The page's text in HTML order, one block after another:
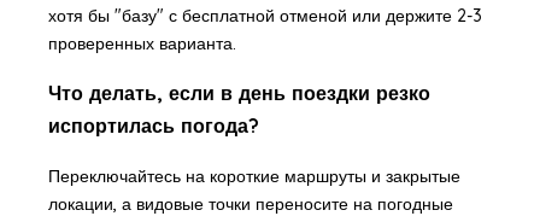
хотя бы "базу" с бесплатной отменой или держите 2-3
проверенных варианта.
Что делать, если в день поездки резко
испортилась погода?
Переключайтесь на короткие маршруты и закрытые
локации, а видовые точки переносите на погодные